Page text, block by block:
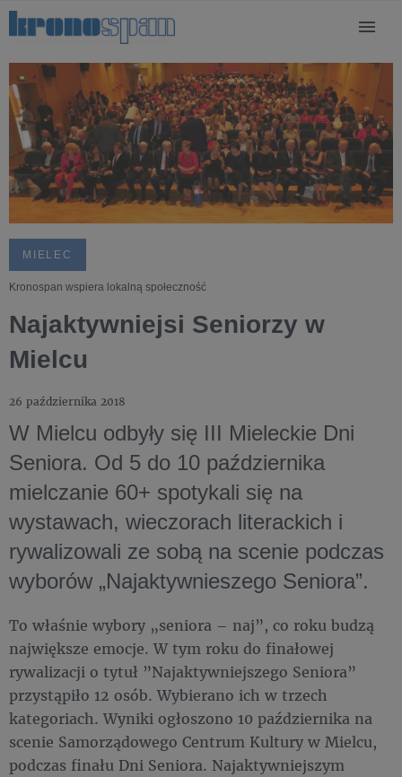
MIELEC
Kronospan wspiera lokalną społeczność
Najaktywniejsi Seniorzy w
Mielcu
26 października 2018
W Mielcu odbyły się III Mieleckie Dni
Seniora. Od 5 do 10 października
mielczanie 60+ spotykali się na
wystawach, wieczorach literackich i
rywalizowali ze sobą na scenie podczas
wyborów „Najaktywnieszego Seniora”.
To właśnie wybory „seniora – naj”, co roku budzą
największe emocje. W tym roku do finałowej
rywalizacji o tytuł ”Najaktywniejszego Seniora”
przystąpiło 12 osób. Wybierano ich w trzech
kategoriach. Wyniki ogłoszono 10 października na
scenie Samorządowego Centrum Kultury w Mielcu,
podczas finału Dni Seniora. Najaktywniejszym